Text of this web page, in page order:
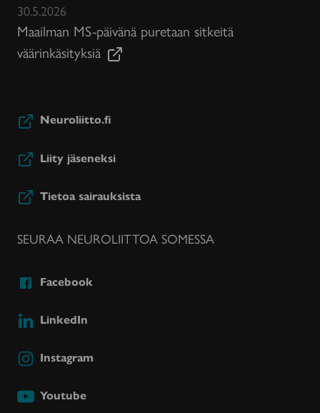
30.5.2026
Maailman MS-päivänä puretaan sitkeitä
väärinkäsityksiä
Neuroliitto.fi
Liity jäseneksi
Tietoa sairauksista
SEURAA NEUROLIITTOA SOMESSA
Facebook
LinkedIn
Instagram
Youtube